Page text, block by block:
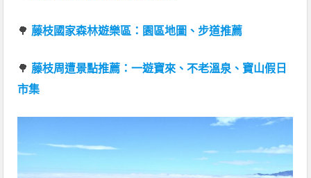
🌳 藤枝國家森林遊樂區：園區地圖、步道推薦
🌳 藤枝周遭景點推薦：一遊寶來、不老溫泉、寶山假日
市集